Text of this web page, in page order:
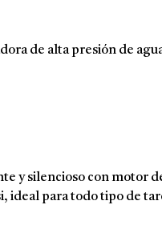
de alta presión de
y silencioso con motor
ideal para todo tipo de